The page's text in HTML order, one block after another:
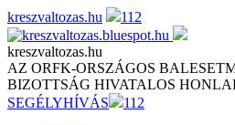
Skip
to
content
kreszvaltozas.hu 112
kreszvaltozas.hu
AZ ORFK-ORSZÁGOS
BIZOTTSÁG HIVATALOS
SEGÉLYHÍVÁS
112